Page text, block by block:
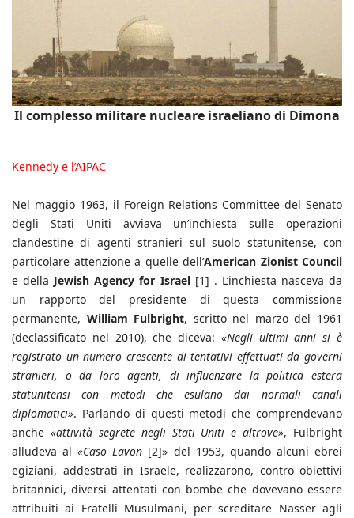
Il complesso militare nucleare israeliano di Dimona
Kennedy e l’AIPAC
Nel maggio 1963, il Foreign Relations Committee del Senato
degli Stati Uniti avviava un’inchiesta sulle operazioni
clandestine di agenti stranieri sul suolo statunitense, con
particolare attenzione a quelle dell’American Zionist Council
e della Jewish Agency for Israel[1] . L’inchiesta nasceva da
un rapporto del presidente di questa commissione
permanente, William Fulbright, scritto nel marzo del 1961
(declassificato nel 2010), che diceva: «Negli ultimi anni si è
registrato un numero crescente di tentativi effettuati da governi
stranieri, o da loro agenti, di influenzare la politica estera
statunitensi con metodi che esulano dai normali canali
diplomatici». Parlando di questi metodi che comprendevano
anche «attività segrete negli Stati Uniti e altrove», Fulbright
alludeva al«Caso Lavon [2]» del 1953, quando alcuni ebrei
egiziani, addestrati in Israele, realizzarono, contro obiettivi
britannici, diversi attentati con bombe che dovevano essere
attribuiti ai Fratelli Musulmani, per screditare Nasser agli